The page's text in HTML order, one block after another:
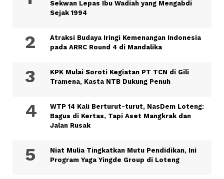
Sekwan Lepas Ibu Wadiah yang Mengabdi
Sejak 1994
Atraksi Budaya Iringi Kemenangan Indonesia
pada ARRC Round 4 di Mandalika
KPK Mulai Soroti Kegiatan PT TCN di Gili
Tramena, Kasta NTB Dukung Penuh
WTP 14 Kali Berturut-turut, NasDem Loteng:
Bagus di Kertas, Tapi Aset Mangkrak dan
Jalan Rusak
Niat Mulia Tingkatkan Mutu Pendidikan, Ini
Program Yaga Yingde Group di Loteng